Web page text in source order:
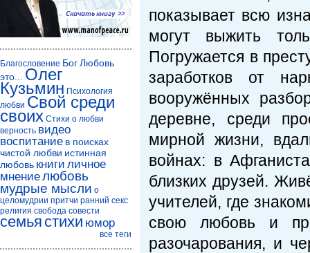
показывает всю
могут выжить
Погружается в
заработков от
вооружённых
деревне, среди
мирной жизни,
войнах: в
близких друзей.
учителей, где
свою любовь и
разочарования, и
Благословение БогЛюбовь
это...
Олег
Кузьмин Психология
любви Свой среди
своих Стихи о любви
верность видео
воспитание в поисках
чистой любви истинная
любовь книги личное
мнениелюбовь
мудрые мысли о
целомудрии притчи ранний секс
религия свобода совести
семья стихи юмор
все теги